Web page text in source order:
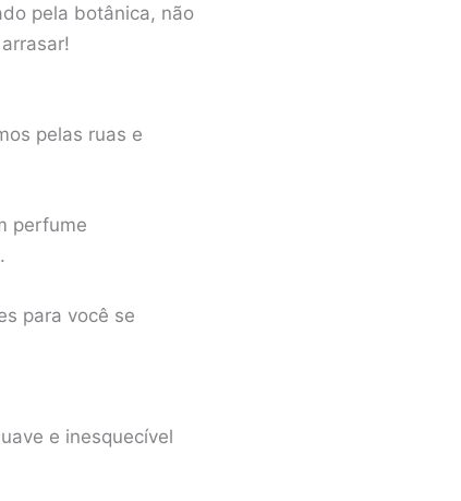
pela botânica, não
pelas ruas e
perfume
para você se
e inesquecível